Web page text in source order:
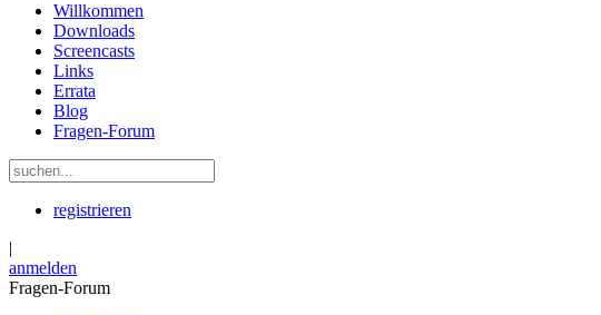
Willkommen
Downloads
Screencasts
Links
Errata
Blog
Fragen-Forum
registrieren
|
anmelden
Fragen-Forum